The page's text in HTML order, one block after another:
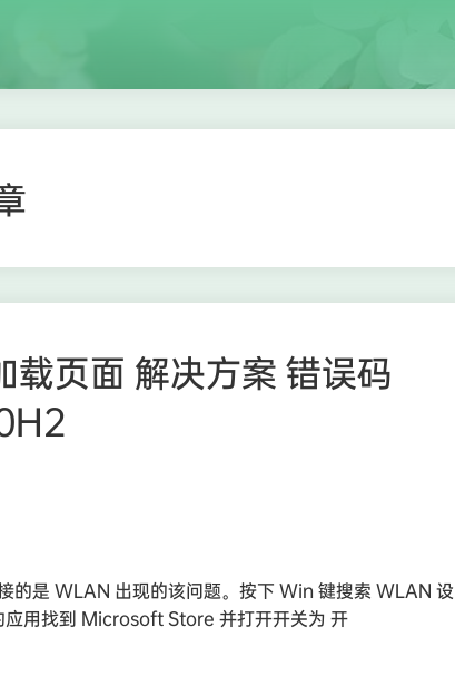
页面 解决方案 错误码
的是 WLAN 出现的该问题。按下 Win 键搜索 WLAN 设
用找到 Microsoft Store 并打开开关为 开